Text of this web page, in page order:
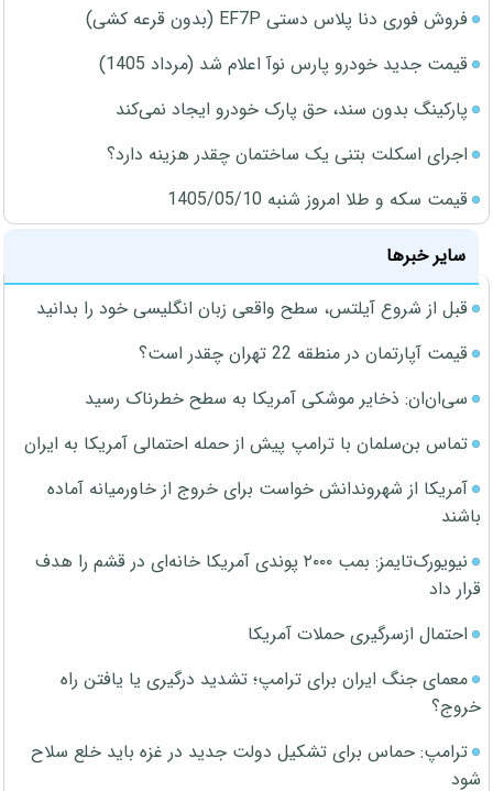
فروش فوری دنا پلاس دستی EF7P (بدون قرعه کشی)
قیمت جدید خودرو پارس نوآ اعلام شد (مرداد 1405)
پارکینگ بدون سند، حق پارک خودرو ایجاد نمی‌کند
اجرای اسکلت بتنی یک ساختمان چقدر هزینه دارد؟
قیمت سکه و طلا امروز شنبه 1405/05/10
سایر خبرها
قبل از شروع آیلتس، سطح واقعی زبان انگلیسی خود را بدانید
قیمت آپارتمان در منطقه 22 تهران چقدر است؟
سی‌ان‌ان: ذخایر موشکی آمریکا به سطح خطرناک رسید
تماس بن‌سلمان با ترامپ پیش از حمله احتمالی آمریکا به ایران
آمریکا از شهروندانش خواست برای خروج از خاورمیانه آماده
باشند
نیویورک‌تایمز: بمب ۲۰۰۰ پوندی آمریکا خانه‌ای در قشم را هدف
قرار داد
احتمال ازسرگیری حملات آمریکا
معمای جنگ ایران برای ترامپ؛ تشدید درگیری یا یافتن راه
خروج؟
ترامپ: حماس برای تشکیل دولت جدید در غزه باید خلع سلاح
شود